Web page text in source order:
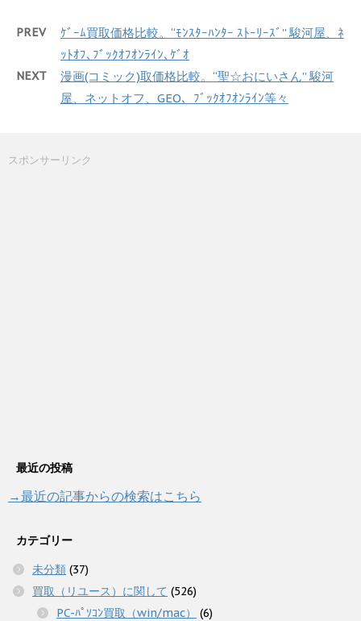
PREV
ｹﾞｰﾑ買取価格比較。“ﾓﾝｽﾀｰﾊﾝﾀｰ ｽﾄｰﾘｰｽﾞ” 駿河屋、ﾈ
ｯﾄｵﾌ､ﾌﾞｯｸｵﾌｵﾝﾗｲﾝ､ｹﾞｵ
NEXT
漫画(コミック)取価格比較。“聖☆おにいさん” 駿河
屋、ネットオフ、GEO、ﾌﾞｯｸｵﾌｵﾝﾗｲﾝ等々
スポンサーリンク
最近の投稿
→最近の記事からの検索はこちら
カテゴリー
未分類 (37)
買取（リユース）に関して (526)
PC-ﾊﾟｿｺﾝ買取（win/mac）
(6)